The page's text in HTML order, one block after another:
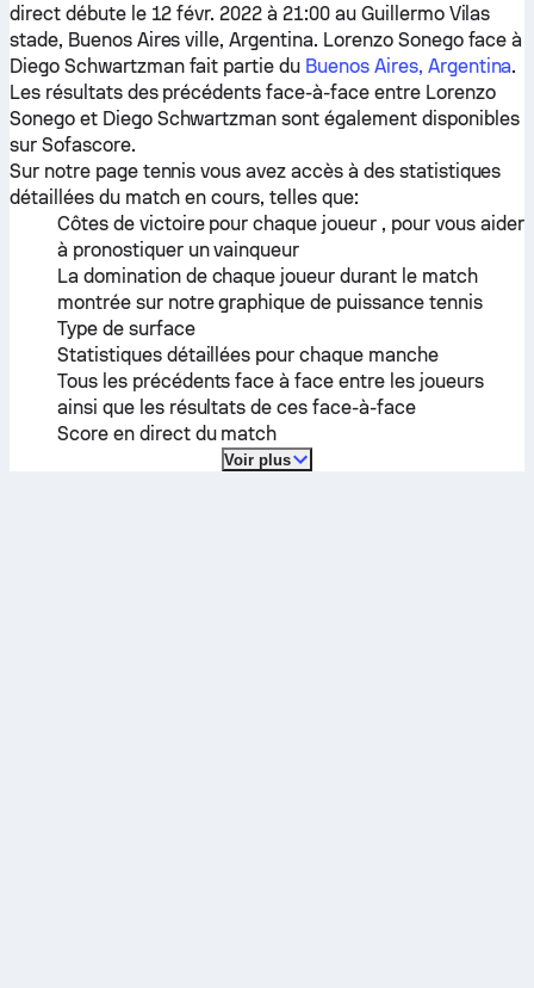
direct débute le 12 févr. 2022 à 21:00 au Guillermo Vilas
stade, Buenos Aires ville, Argentina. Lorenzo Sonegoface à
Diego Schwartzmanfait partie du Buenos Aires, Argentina.
Les résultats des précédents face-à-face entre Lorenzo
Sonegoet Diego Schwartzman sont également disponibles
sur Sofascore.
Sur notre page tennis vous avez accès à des statistiques
détaillées du match en cours, telles que:
Côtes de victoire pour chaque joueur , pour vous aider
à pronostiquer un vainqueur
La domination de chaque joueur durant le match
montrée sur notre graphique de puissance tennis
Type de surface
Statistiques détaillées pour chaque manche
Tous les précédents face à face entre les joueurs
ainsi que les résultats de ces face-à-face
Score en direct du match
Voir plus